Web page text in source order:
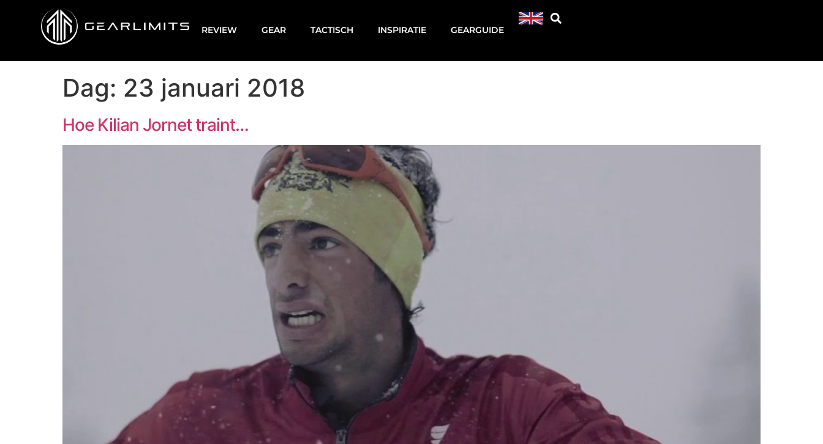
REVIEW GEAR TACTISCH INSPIRATIE GEARGUIDE
Dag: 23 januari 2018
Hoe Kilian Jornet traint…